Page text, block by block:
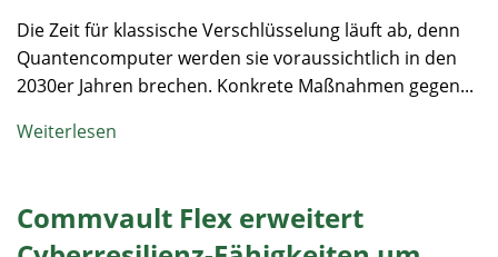
Die Zeit für klassische Verschlüsselung läuft ab, denn
Quantencomputer werden sie voraussichtlich in den
2030er Jahren brechen. Konkrete Maßnahmen gegen...
Weiterlesen
Commvault Flex erweitert